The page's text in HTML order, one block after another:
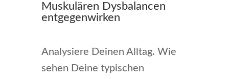
Muskulären Dysbalancen
entgegenwirken
Analysiere Deinen Alltag. Wie
sehen Deine typischen